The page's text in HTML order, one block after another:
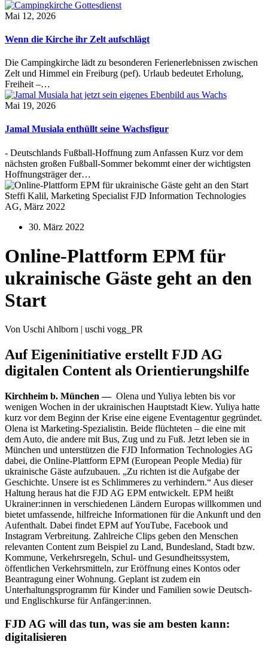
Mai 12, 2026
Wenn die Kirche ihr Zelt aufschlägt
Die Campingkirche lädt zu besonderen Ferienerlebnissen zwischen
Zelt und Himmel ein Freiburg (pef). Urlaub bedeutet Erholung,
Freiheit –…
Mai 19, 2026
Jamal Musiala enthüllt seine Wachsfigur
- Deutschlands Fußball-Hoffnung zum Anfassen Kurz vor dem
nächsten großen Fußball-Sommer bekommt einer der wichtigsten
Hoffnungsträger der…
Steffi Kalil, Marketing Specialist FJD Information Technologies
AG, März 2022
30. März 2022
Online-Plattform EPM für
ukrainische Gäste geht an den
Start
Von Uschi Ahlborn | uschi vogg_PR
Auf Eigeninitiative erstellt FJD AG
digitalen Content als Orientierungshilfe
Kirchheim b. München — Olena und Yuliya lebten bis vor
wenigen Wochen in der ukrainischen Hauptstadt Kiew. Yuliya hatte
kurz vor dem Beginn der Krise eine eigene Eventagentur gegründet.
Olena ist Marketing-Spezialistin. Beide flüchteten – die eine mit
dem Auto, die andere mit Bus, Zug und zu Fuß. Jetzt leben sie in
München und unterstützen die FJD Information Technologies AG
dabei, die Online-Plattform EPM (European People Media) für
ukrainische Gäste aufzubauen. „Zu richten ist die Aufgabe der
Geschichte. Unsere ist es Schlimmeres zu verhindern.“ Aus dieser
Haltung heraus hat die FJD AG EPM entwickelt. EPM heißt
Ukrainer:innen in verschiedenen Ländern Europas willkommen und
bietet umfassende, hilfreiche Informationen für die Ankunft und den
Aufenthalt. Dabei findet EPM auf YouTube, Facebook und
Instagram Verbreitung. Zahlreiche Clips geben den Menschen
relevanten Content zum Beispiel zu Land, Bundesland, Stadt bzw.
Kommune, Verkehrsregeln, Schul- und Gesundheitssystem,
öffentlichen Verkehrsmitteln, zur Eröffnung eines Kontos oder
Beantragung einer Wohnung. Geplant ist zudem ein
Unterhaltungsprogramm für Kinder und Familien sowie Deutsch-
und Englischkurse für Anfänger:innen.
FJD AG will das tun, was sie am besten kann:
digitalisieren